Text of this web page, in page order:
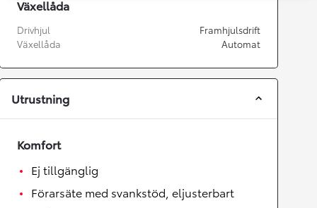
Växellåda
Drivhjul
Framhjulsdrift
Växellåda
Automat
Utrustning
Komfort
Ej tillgänglig
Förarsäte med svankstöd, eljusterbart